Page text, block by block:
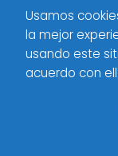
sistema de
conectados
Usamos
la mejor
usando este
acuerdo con